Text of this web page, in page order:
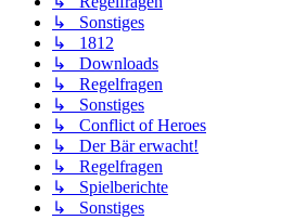
↳ Sonstiges
↳ 1812
↳ Downloads
↳ Regelfragen
↳ Sonstiges
↳ Conflict of Heroes
↳ Der Bär erwacht!
↳ Regelfragen
↳ Spielberichte
↳ Sonstiges